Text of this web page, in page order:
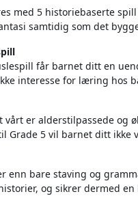
med 5 historiebaserte
samtidig som det
får barnet ditt en
interesse for læring hos
er alderstilpassede og
Grade 5 vil barnet ditt ikke
enn bare staving og
og sikrer dermed